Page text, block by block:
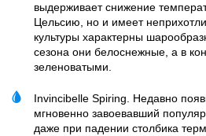
выдерживает снижение
Цельсию, но и имеет
культуры характерны
сезона они белоснежные, а в
зеленоватыми.
Invincibelle Spiring. Недавно
мгновенно завоевавший
даже при падении столбика